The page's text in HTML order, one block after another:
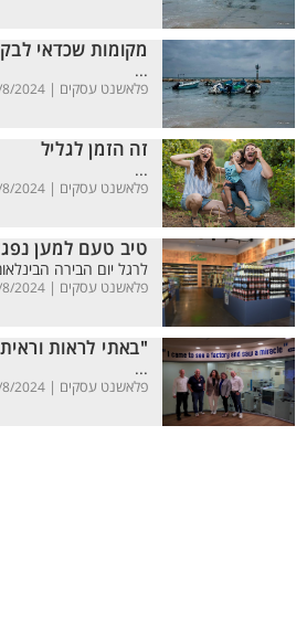
מקומות שכדאי
...
פלאשנט עסקים | 2024
זה הזמן לגליל
...
פלאשנט עסקים | 8/2024
טיב טעם למען
לרגל יום הבירה
פלאשנט עסקים | 8/2024
"באתי לראות
...
פלאשנט עסקים | 2024